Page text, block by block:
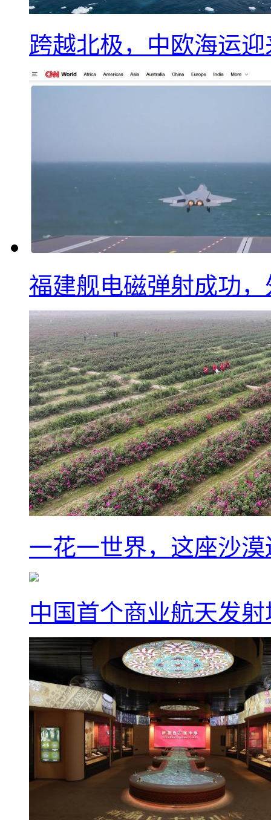
跨越北极，中欧海运
福建舰电磁弹射成功
一花一世界，这座沙
中国首个商业航天发射